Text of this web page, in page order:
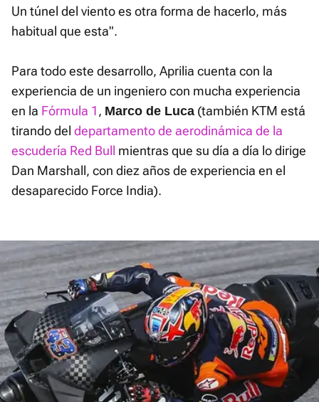
Un túnel del viento es otra forma de hacerlo, más
habitual que esta".
Para todo este desarrollo, Aprilia cuenta con la
experiencia de un ingeniero con mucha experiencia
en la Fórmula 1, Marco de Luca (también KTM está
tirando del departamento de aerodinámica de la
escudería Red Bull mientras que su día a día lo dirige
Dan Marshall, con diez años de experiencia en el
desaparecido Force India).